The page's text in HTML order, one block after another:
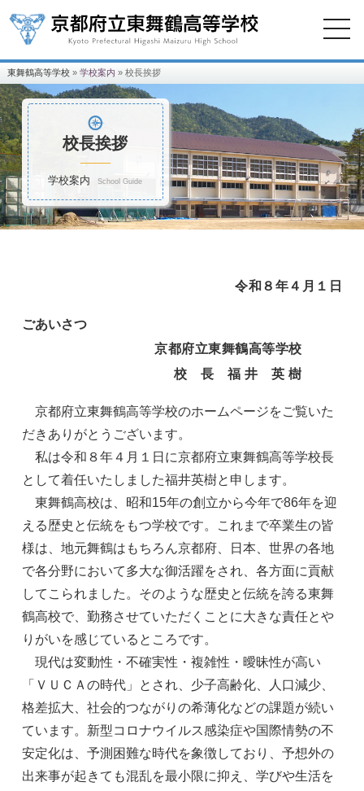
東舞鶴高等学校» 学校案内 » 校長挨拶
校長挨拶
学校案内 School Guide
令和８年４月１日
ごあいさつ
京都府立東舞鶴高等学校
校 長 福 井 英 樹
京都府立東舞鶴高等学校のホームページをご覧いた
だきありがとうございます。
私は令和８年４月１日に京都府立東舞鶴高等学校長
として着任いたしました福井英樹と申します。
東舞鶴高校は、昭和15年の創立から今年で86年を迎
える歴史と伝統をもつ学校です。これまで卒業生の皆
様は、地元舞鶴はもちろん京都府、日本、世界の各地
で各分野において多大な御活躍をされ、各方面に貢献
してこられました。そのような歴史と伝統を誇る東舞
鶴高校で、勤務させていただくことに大きな責任とや
りがいを感じているところです。
現代は変動性・不確実性・複雑性・曖昧性が高い
「ＶＵＣＡの時代」とされ、少子高齢化、人口減少、
格差拡大、社会的つながりの希薄化などの課題が続い
ています。新型コロナウイルス感染症や国際情勢の不
安定化は、予測困難な時代を象徴しており、予想外の
出来事が起きても混乱を最小限に抑え、学びや生活を